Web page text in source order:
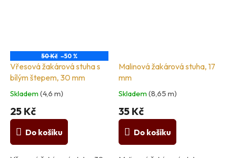
50 Kč –50 %
Vřesová žakárová stuha s
bílým štepem, 30 mm
Skladem(4,6 m)
25 Kč
Do košíku
Malinová žakárová stuha, 17
mm
Skladem(8,65 m)
35 Kč
Do košíku